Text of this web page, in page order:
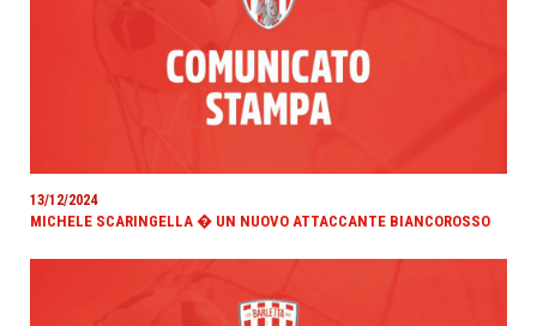
13/12/2024
MICHELE SCARINGELLA � UN NUOVO ATTACCANTE BIANCOROSSO